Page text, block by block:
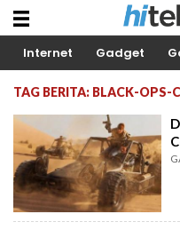
Internet Gadget
TAG BERITA: BLACK-OPS-